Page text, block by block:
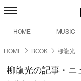
HOME MUSIC
HOME BOOK 柳龍光
柳龍光の記事・ニ